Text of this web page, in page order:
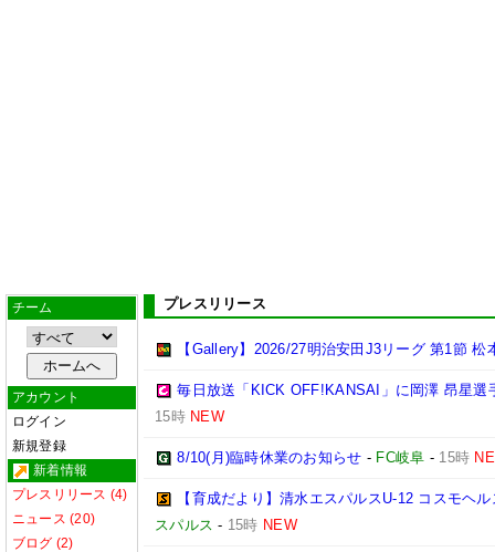
チーム
アカウント
ログイン
新規登録
新着情報
プレスリリース (4)
ニュース (20)
ブログ (2)
プレスリリース
【Gallery】2026/27明治安田J3リーグ 第1節 松
毎日放送「KICK OFF!KANSAI」に岡澤 昂星選
15時 NEW
8/10(月)臨時休業のお知らせ - FC岐阜 - 15時
【育成だより】清水エスパルスU-12 コスモヘ
スパルス - 15時 NEW